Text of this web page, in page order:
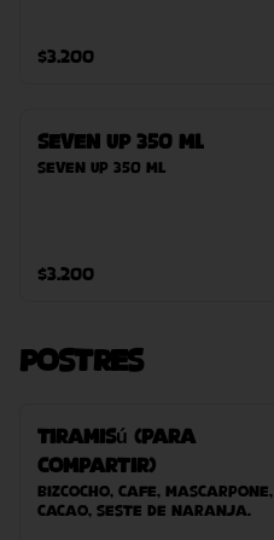
$3.200
Seven Up 350 ml
Seven Up 350 ml
$3.200
Postres
Tiramisú (Para
Compartir)
Bizcocho, cafe, mascarpone,
cacao, seste de naranja.